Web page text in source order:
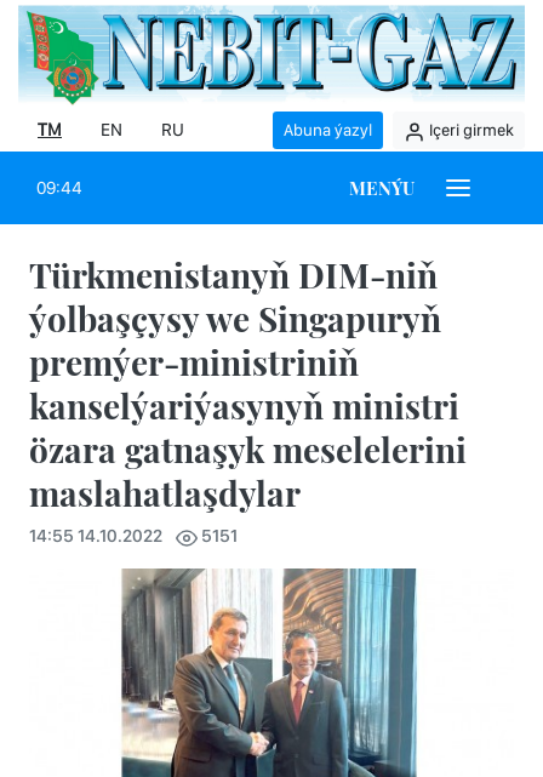
TM EN RU Abuna ýazyl Içeri girmek
09:44 MENÝU
Türkmenistanyň DIM-niň
ýolbaşçysy we Singapuryň
premýer-ministriniň
kanselýariýasynyň ministri
özara gatnaşyk meselelerini
maslahatlaşdylar
14:55 14.10.2022 5151